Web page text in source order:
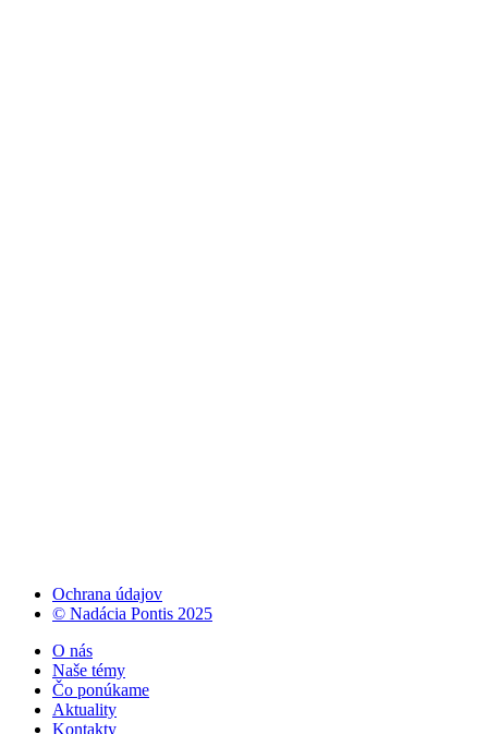
Ochrana údajov
© Nadácia Pontis 2025
O nás
Naše témy
Čo ponúkame
Aktuality
Kontakty